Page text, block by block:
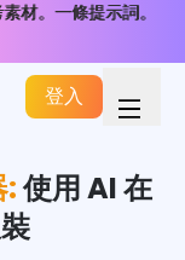
材。一條提示詞。
材。一條提示詞。
登入
:使用 AI 在